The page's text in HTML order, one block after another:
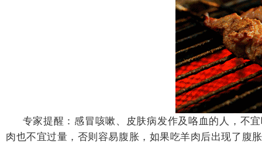
专家提醒：感冒咳嗽、皮肤病发作及咯血的人，不宜
肉也不宜过量，否则容易腹胀，如果吃羊肉后出现了腹